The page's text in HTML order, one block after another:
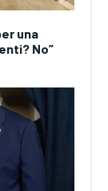
una
No”